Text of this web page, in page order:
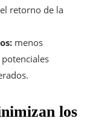
retorno de la
menos
los